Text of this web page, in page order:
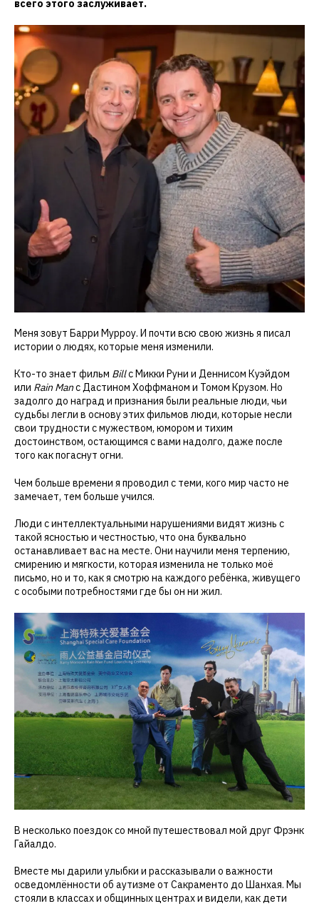
всего этого заслуживает.
Меня зовут Барри Мурроу. И почти всю свою жизнь я писал
истории о людях, которые меня изменили.
Кто-то знает фильм Billс Микки Руни и Деннисом Куэйдом
или Rain Manс Дастином Хоффманом и Томом Крузом. Но
задолго до наград и признания были реальные люди, чьи
судьбы легли в основу этих фильмов люди, которые несли
свои трудности с мужеством, юмором и тихим
достоинством, остающимся с вами надолго, даже после
того как погаснут огни.
Чем больше времени я проводил с теми, кого мир часто не
замечает, тем больше учился.
Люди с интеллектуальными нарушениями видят жизнь с
такой ясностью и честностью, что она буквально
останавливает вас на месте. Они научили меня терпению,
смирению и мягкости, которая изменила не только моё
письмо, но и то, как я смотрю на каждого ребёнка, живущего
с особыми потребностями где бы он ни жил.
В несколько поездок со мной путешествовал мой друг Фрэнк
Гайалдо.
Вместе мы дарили улыбки и рассказывали о важности
осведомлённости об аутизме от Сакраменто до Шанхая. Мы
стояли в классах и общинных центрах и видели, как дети